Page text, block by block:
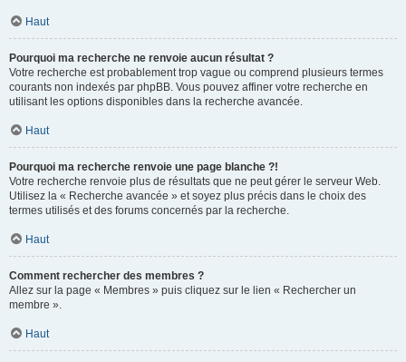
Haut
Pourquoi ma recherche ne renvoie aucun résultat ?
Votre recherche est probablement trop vague ou comprend plusieurs termes
courants non indexés par phpBB. Vous pouvez affiner votre recherche en
utilisant les options disponibles dans la recherche avancée.
Haut
Pourquoi ma recherche renvoie une page blanche ?!
Votre recherche renvoie plus de résultats que ne peut gérer le serveur Web.
Utilisez la « Recherche avancée » et soyez plus précis dans le choix des
termes utilisés et des forums concernés par la recherche.
Haut
Comment rechercher des membres ?
Allez sur la page « Membres » puis cliquez sur le lien « Rechercher un
membre ».
Haut